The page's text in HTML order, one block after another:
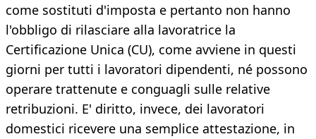
come sostituti d'imposta e pertanto non hanno
l'obbligo di rilasciare alla lavoratrice la
Certificazione Unica (CU), come avviene in questi
giorni per tutti i lavoratori dipendenti, né possono
operare trattenute e conguagli sulle relative
retribuzioni. E' diritto, invece, dei lavoratori
domestici ricevere una semplice attestazione, in